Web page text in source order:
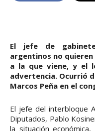
El jefe de
argentinos no
a la que viene, y el
advertencia. Ocurrió
Marcos Peña en el
El jefe del interbloque
Diputados, Pablo
la situación